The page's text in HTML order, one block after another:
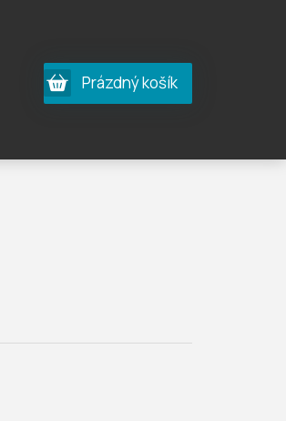
Nákupní
košík
Prázdný košík